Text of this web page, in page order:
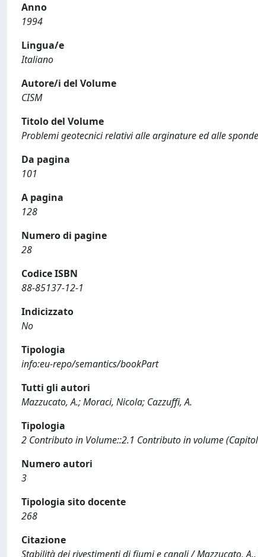
Anno
1994
Lingua/e
Italiano
Autore/i del Volume
CISM
Titolo del Volume
Problemi geotecnici relativi alle arginature ed alle
Da pagina
101
A pagina
128
Numero di pagine
28
Codice ISBN
88-85137-12-1
Indicizzato
No
Tipologia
info:eu-repo/semantics/bookPart
Tutti gli autori
Mazzucato, A.; Moraci, Nicola; Cazzuffi, A.
Tipologia
2 Contributo in Volume::2.1 Contributo in volume
Numero autori
3
Tipologia sito docente
268
Citazione
Stabilità dei rivestimenti di fiumi e canali / Mazzucato,